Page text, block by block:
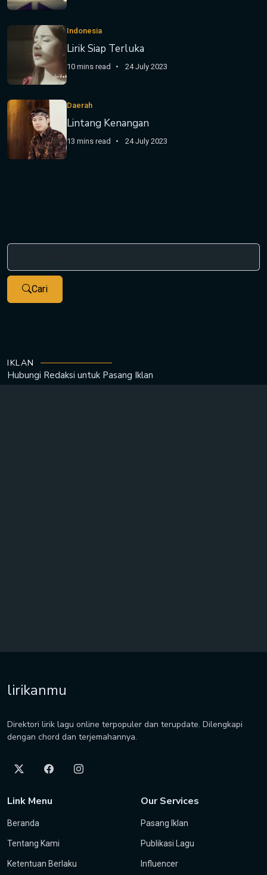
Indonesia
Lirik Siap Terluka
10 mins read 24 July 2023
Daerah
Lintang Kenangan
13 mins read 24 July 2023
Cari
IKLAN
Hubungi Redaksi untuk Pasang Iklan
lirikanmu
Direktori lirik lagu online terpopuler dan terupdate. Dilengkapi
dengan chord dan terjemahannya.
Link Menu
Beranda
Tentang Kami
Ketentuan Berlaku
Our Services
Pasang Iklan
Publikasi Lagu
Influencer